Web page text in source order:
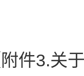
附件3.关